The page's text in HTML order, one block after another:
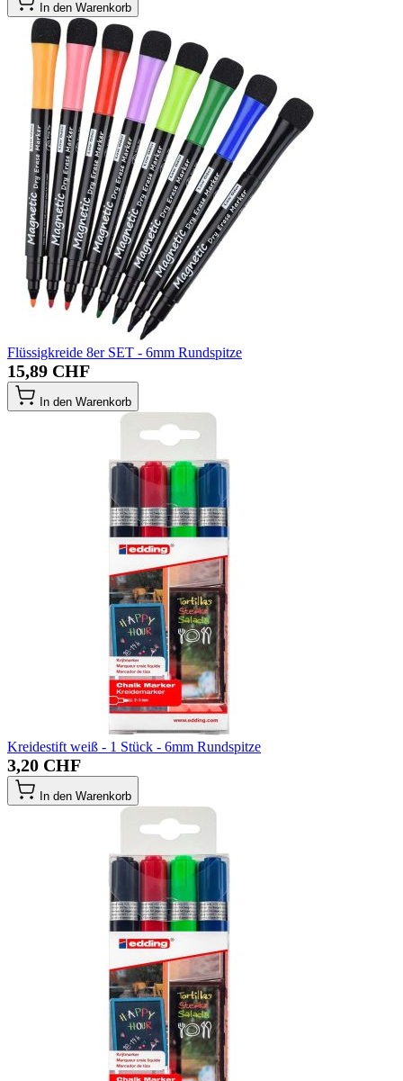
In den Warenkorb
Flüssigkreide 8er SET - 6mm Rundspitze
15,89 CHF
In den Warenkorb
Kreidestift weiß - 1 Stück - 6mm Rundspitze
3,20 CHF
In den Warenkorb